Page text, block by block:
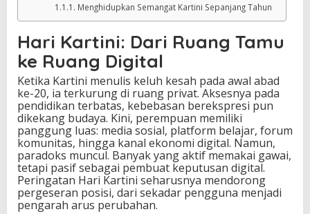
Menghidupkan Semangat Kartini Sepanjang Tahun
Hari Kartini: Dari Ruang Tamu
ke Ruang Digital
Ketika Kartini menulis keluh kesah pada awal abad
ke-20, ia terkurung di ruang privat. Aksesnya pada
pendidikan terbatas, kebebasan berekspresi pun
dikekang budaya. Kini, perempuan memiliki
panggung luas: media sosial, platform belajar, forum
komunitas, hingga kanal ekonomi digital. Namun,
paradoks muncul. Banyak yang aktif memakai gawai,
tetapi pasif sebagai pembuat keputusan digital.
Peringatan Hari Kartini seharusnya mendorong
pergeseran posisi, dari sekadar pengguna menjadi
pengarah arus perubahan.